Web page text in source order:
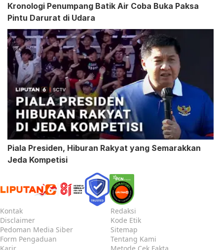
Kronologi Penumpang Batik Air Coba Buka Paksa
Pintu Darurat di Udara
Piala Presiden, Hiburan Rakyat yang Semarakkan
Jeda Kompetisi
Kontak
Redaksi
Disclaimer
Kode Etik
Pedoman Media Siber
Sitemap
Form Pengaduan
Tentang Kami